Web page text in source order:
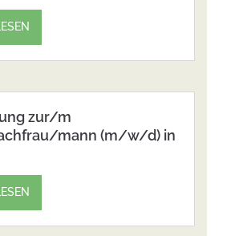
zur/m
mann (m/w/d) in